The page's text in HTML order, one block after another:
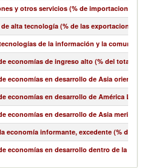
y otros servicios (% de importaciones
alta tecnología (% de las exportaciones
de la información y la
economías de ingreso alto (% del total de
economías en desarrollo de Asia oriental
economías en desarrollo de América
economías en desarrollo de Asia
economía informante, excedente (% del
economías en desarrollo dentro de la